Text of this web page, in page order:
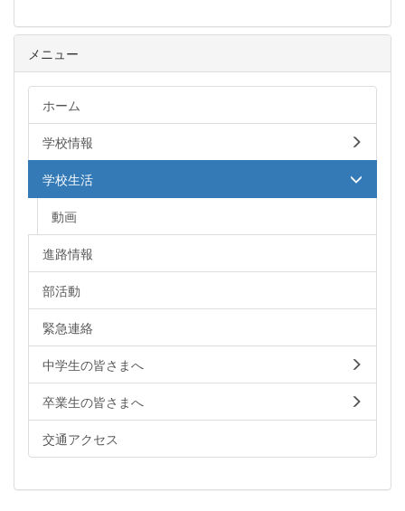
メニュー
ホーム
学校情報
学校生活
動画
進路情報
部活動
緊急連絡
中学生の皆さまへ
卒業生の皆さまへ
交通アクセス